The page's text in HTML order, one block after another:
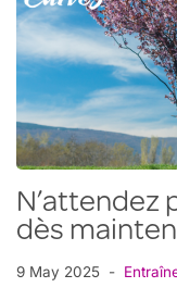
N’attendez
dès
9 May 2025